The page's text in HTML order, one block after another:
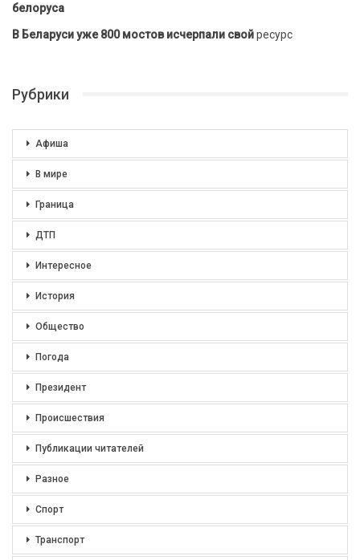
белоруса
В Беларуси уже 800 мостов исчерпали свойресурс
Рубрики
Афиша
В мире
Граница
ДТП
Интересное
История
Общество
Погода
Президент
Происшествия
Публикации читателей
Разное
Спорт
Транспорт